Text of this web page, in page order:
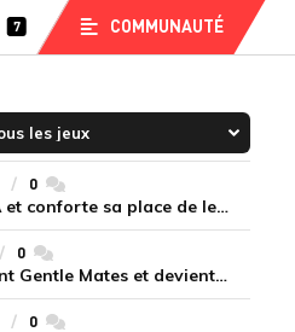
7 COMMUNAUTÉ
0commentaires
T1 brise l'élan de Dplus KIA et conforte sa place de leader en LCK 2026 Rounds 3-4
0commentaires
deLonge quitte officiellement Gentle Mates et devient agent libre
0commentaires